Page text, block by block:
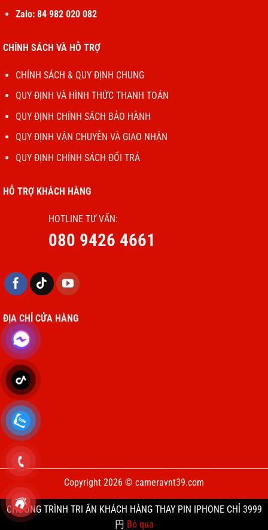
Zalo: 84 982 020 082
CHÍNH SÁCH VÀ HỖ TRỢ
CHÍNH SÁCH & QUY ĐỊNH CHUNG
QUY ĐỊNH VÀ HÌNH THỨC THANH TOÁN
QUY ĐỊNH CHÍNH SÁCH BẢO HÀNH
QUY ĐỊNH VẬN CHUYỄN VÀ GIAO NHẬN
QUY ĐỊNH CHÍNH SÁCH ĐỔI TRẢ
HỖ TRỢ KHÁCH HÀNG
HOTLINE TƯ VẤN:
080 9426 4661
ĐỊA CHỈ CỬA HÀNG
Copyright 2026 © cameravnt39.com
CHƯƠNG TRÌNH TRI ÂN KHÁCH HÀNG THAY PIN IPHONE CHỈ 3999
円 Bỏ qua